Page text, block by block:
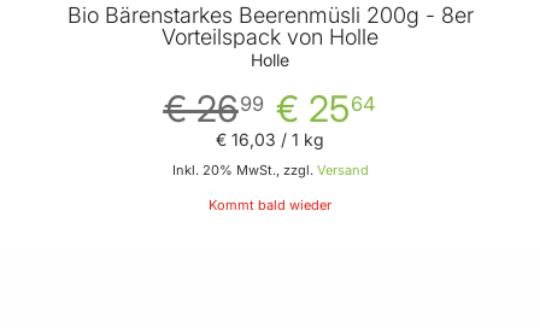
Bio Bärenstarkes Beerenmüsli 200g - 8er
Vorteilspack von Holle
Holle
€ 2564
€ 2699
Inkl. 20% MwSt., zzgl. Versand
€ 16,03 / 1 kg
Kommt bald wieder